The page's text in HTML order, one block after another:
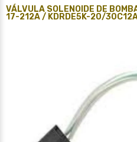
VÁLVULA SOLENOIDE DE
17-212A / KDRDE5K-20/